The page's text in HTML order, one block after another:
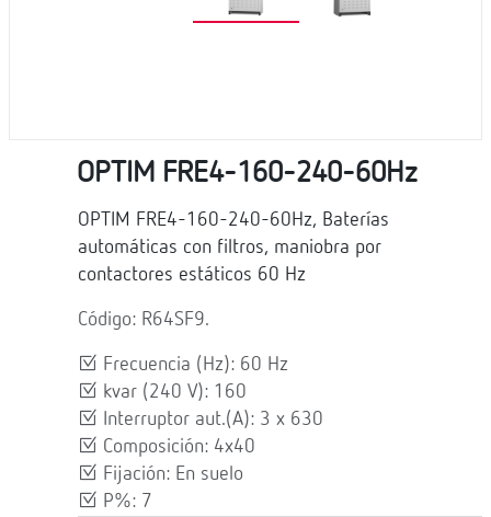
OPTIM FRE4-160-240-60Hz
OPTIM FRE4-160-240-60Hz, Baterías
automáticas con filtros, maniobra por
contactores estáticos 60 Hz
Código: R64SF9.
Frecuencia (Hz): 60 Hz
kvar (240 V): 160
Interruptor aut.(A): 3 x 630
Composición: 4x40
Fijación: En suelo
P%: 7